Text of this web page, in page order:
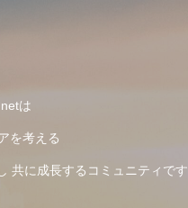
は
を考える
共に成長するコミュニティです